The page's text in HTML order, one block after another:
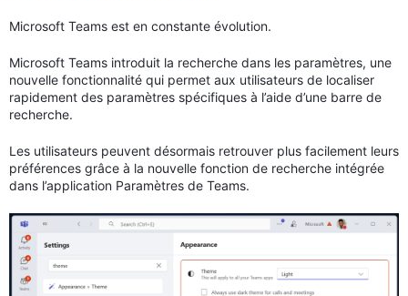
Microsoft Teams est en constante évolution.
Microsoft Teams introduit la recherche dans les paramètres, une
nouvelle fonctionnalité qui permet aux utilisateurs de localiser
rapidement des paramètres spécifiques à l’aide d’une barre de
recherche.
Les utilisateurs peuvent désormais retrouver plus facilement leurs
préférences grâce à la nouvelle fonction de recherche intégrée
dans l’application Paramètres de Teams.